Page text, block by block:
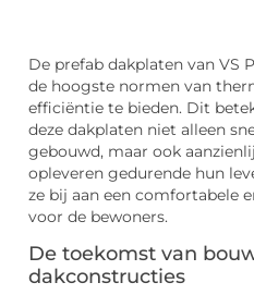
De prefab dakplaten van VS
de hoogste normen van
efficiëntie te bieden. Dit
deze dakplaten niet alleen
gebouwd, maar ook
opleveren gedurende hun
ze bij aan een comfortabele
voor de bewoners.
De toekomst van
dakconstructies